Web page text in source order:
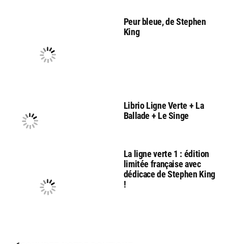
Peur bleue, de Stephen
King
Librio Ligne Verte + La
Ballade + Le Singe
La ligne verte 1 : édition
limitée française avec
dédicace de Stephen King
!